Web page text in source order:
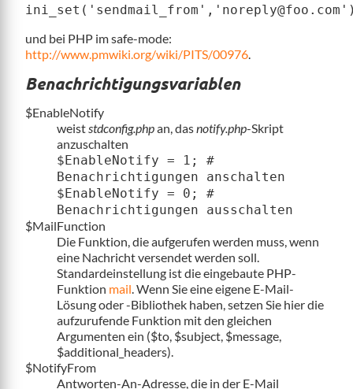
und bei PHP im safe-mode:
http://www.pmwiki.org/wiki/PITS/00976
Benachrichtigungsvariablen
$EnableNotify
weist stdconfig.phpan, dasnotify.php-Skript
anzuschalten
$EnableNotify = 1; #
Benachrichtigungen anschalten
$EnableNotify = 0; #
Benachrichtigungen ausschalten
$MailFunction
Die Funktion, die aufgerufen werden muss, wenn
eine Nachricht versendet werden soll.
Standardeinstellung ist die eingebaute PHP-
Funktion mail . Wenn Sie eine eigene E-Mail-
Lösung oder -Bibliothek haben, setzen Sie hier die
aufzurufende Funktion mit den gleichen
Argumenten ein ($to, $subject, $message,
$additional_headers).
$NotifyFrom
Antworten-An-Adresse, die in der E-Mail